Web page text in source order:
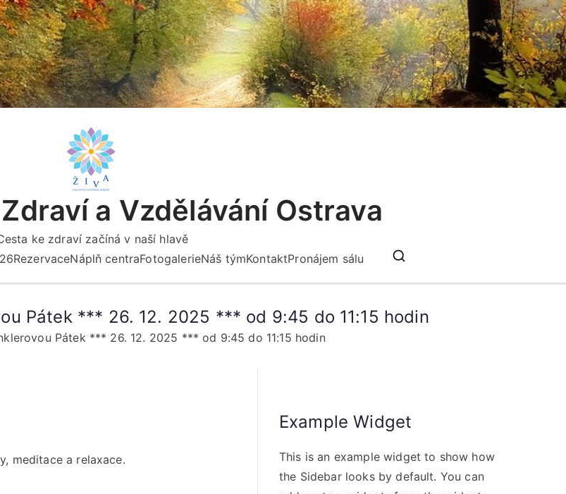
a Vzdělávání Ostrava
ke zdraví začíná v naší hlavě
RezervaceNáplň centraFotogalerieNáš týmKontaktPronájem sálu
Pátek *** 26. 12. 2025 *** od 9:45 do 11:15 hodin
Pátek *** 26. 12. 2025 *** od 9:45 do 11:15 hodin
meditace a relaxace.
Example Widget
This is an example widget to show how
the Sidebar looks by default. You can